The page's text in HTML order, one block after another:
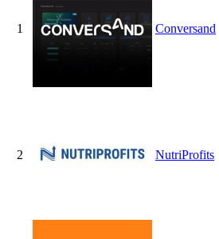
1 Conversand
2 NutriProfits